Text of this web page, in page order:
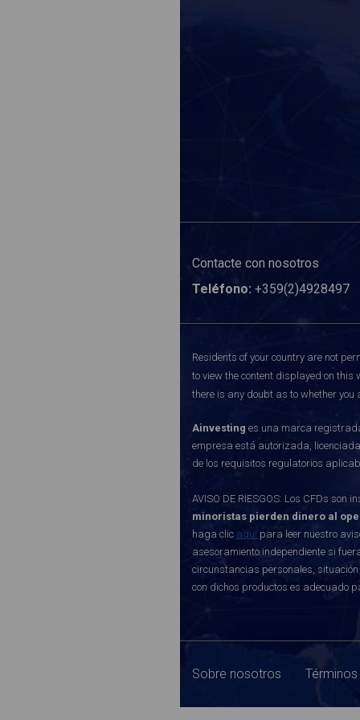
Contacte con nosotros
Teléfono: +359(2)4928497
Residents of your country are not
to view the content displayed on
there is any doubt as to whether
Ainvesting es una marca
empresa está autorizada,
de los requisitos regulatorios
AVISO DE RIESGOS: Los CFDs
minoristas pierden dinero al
haga clic aquí para leer nuestro
asesoramiento independiente si
circunstancias personales,
con dichos productos es adecuado
Sobre nosotros